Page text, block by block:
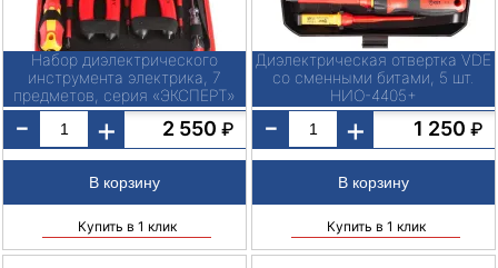
Набор диэлектрического
инструмента электрика, 7
предметов, серия «ЭКСПЕРТ»
- + 2 550 ₽
Купить в 1 клик
Диэлектрическая отвертка VDE
со сменными битами, 5 шт.
НИО-4405+
- + 1 250 ₽
Купить в 1 клик